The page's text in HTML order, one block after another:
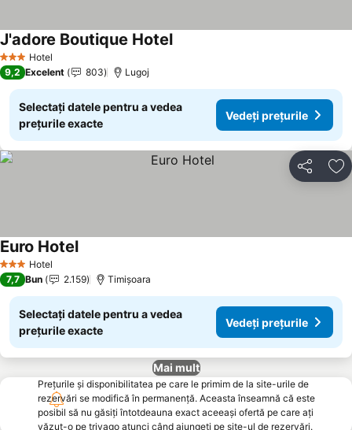
3 SteleHotel
J'adore Boutique Hotel
9,2 Excelent 803 Lugoj
Selectați datele pentru a vedea
prețurile exacte
Vedeți prețurile
Distribuiți
3 SteleHotel
Euro Hotel
7,7 Bun 2.159 Timișoara
Selectați datele pentru a vedea
prețurile exacte
Vedeți prețurile
Mai mult
Prețurile și disponibilitatea pe care le primim de la site-urile de
rezervări se modifică în permanență. Aceasta înseamnă că este
posibil să nu găsiți întotdeauna exact aceeași ofertă pe care ați
văzut-o pe trivago atunci când ajungeți pe site-ul de rezervări.